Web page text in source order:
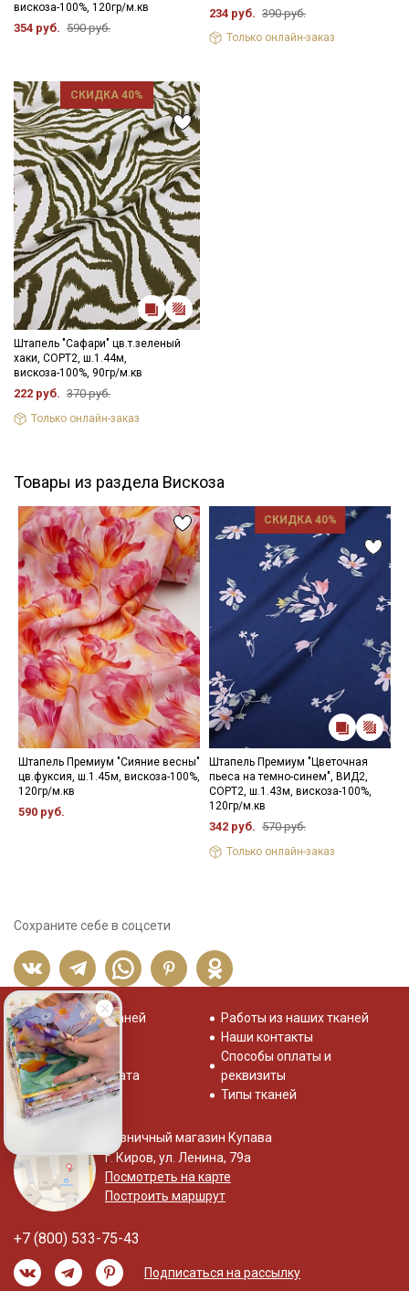
вискоза-100%, 120гр/м.кв
354 руб. 590 руб.
234 руб. 390 руб.
Только онлайн-заказ
СКИДКА 40%
Штапель "Сафари" цв.т.зеленый
хаки, СОРТ2, ш.1.44м,
вискоза-100%, 90гр/м.кв
222 руб. 370 руб.
Только онлайн-заказ
Товары из раздела Вискоза
Штапель Премиум "Сияние весны"
цв.фуксия, ш.1.45м, вискоза-100%,
120гр/м.кв
590 руб.
СКИДКА 40%
Штапель Премиум "Цветочная
пьеса на темно-синем", ВИД2,
СОРТ2, ш.1.43м, вискоза-100%,
120гр/м.кв
342 руб. 570 руб.
Только онлайн-заказ
Сохраните себе в соцсети
Распродажа тканей
Отзывы о нас
Система скидок
Доставка и оплата
Работы из наших тканей
Наши контакты
Способы оплаты и
реквизиты
Типы тканей
Розничный магазин Купава
г. Киров, ул. Ленина, 79а
Посмотреть на карте
Построить маршрут
+7 (800) 533-75-43
Подписаться на рассылку